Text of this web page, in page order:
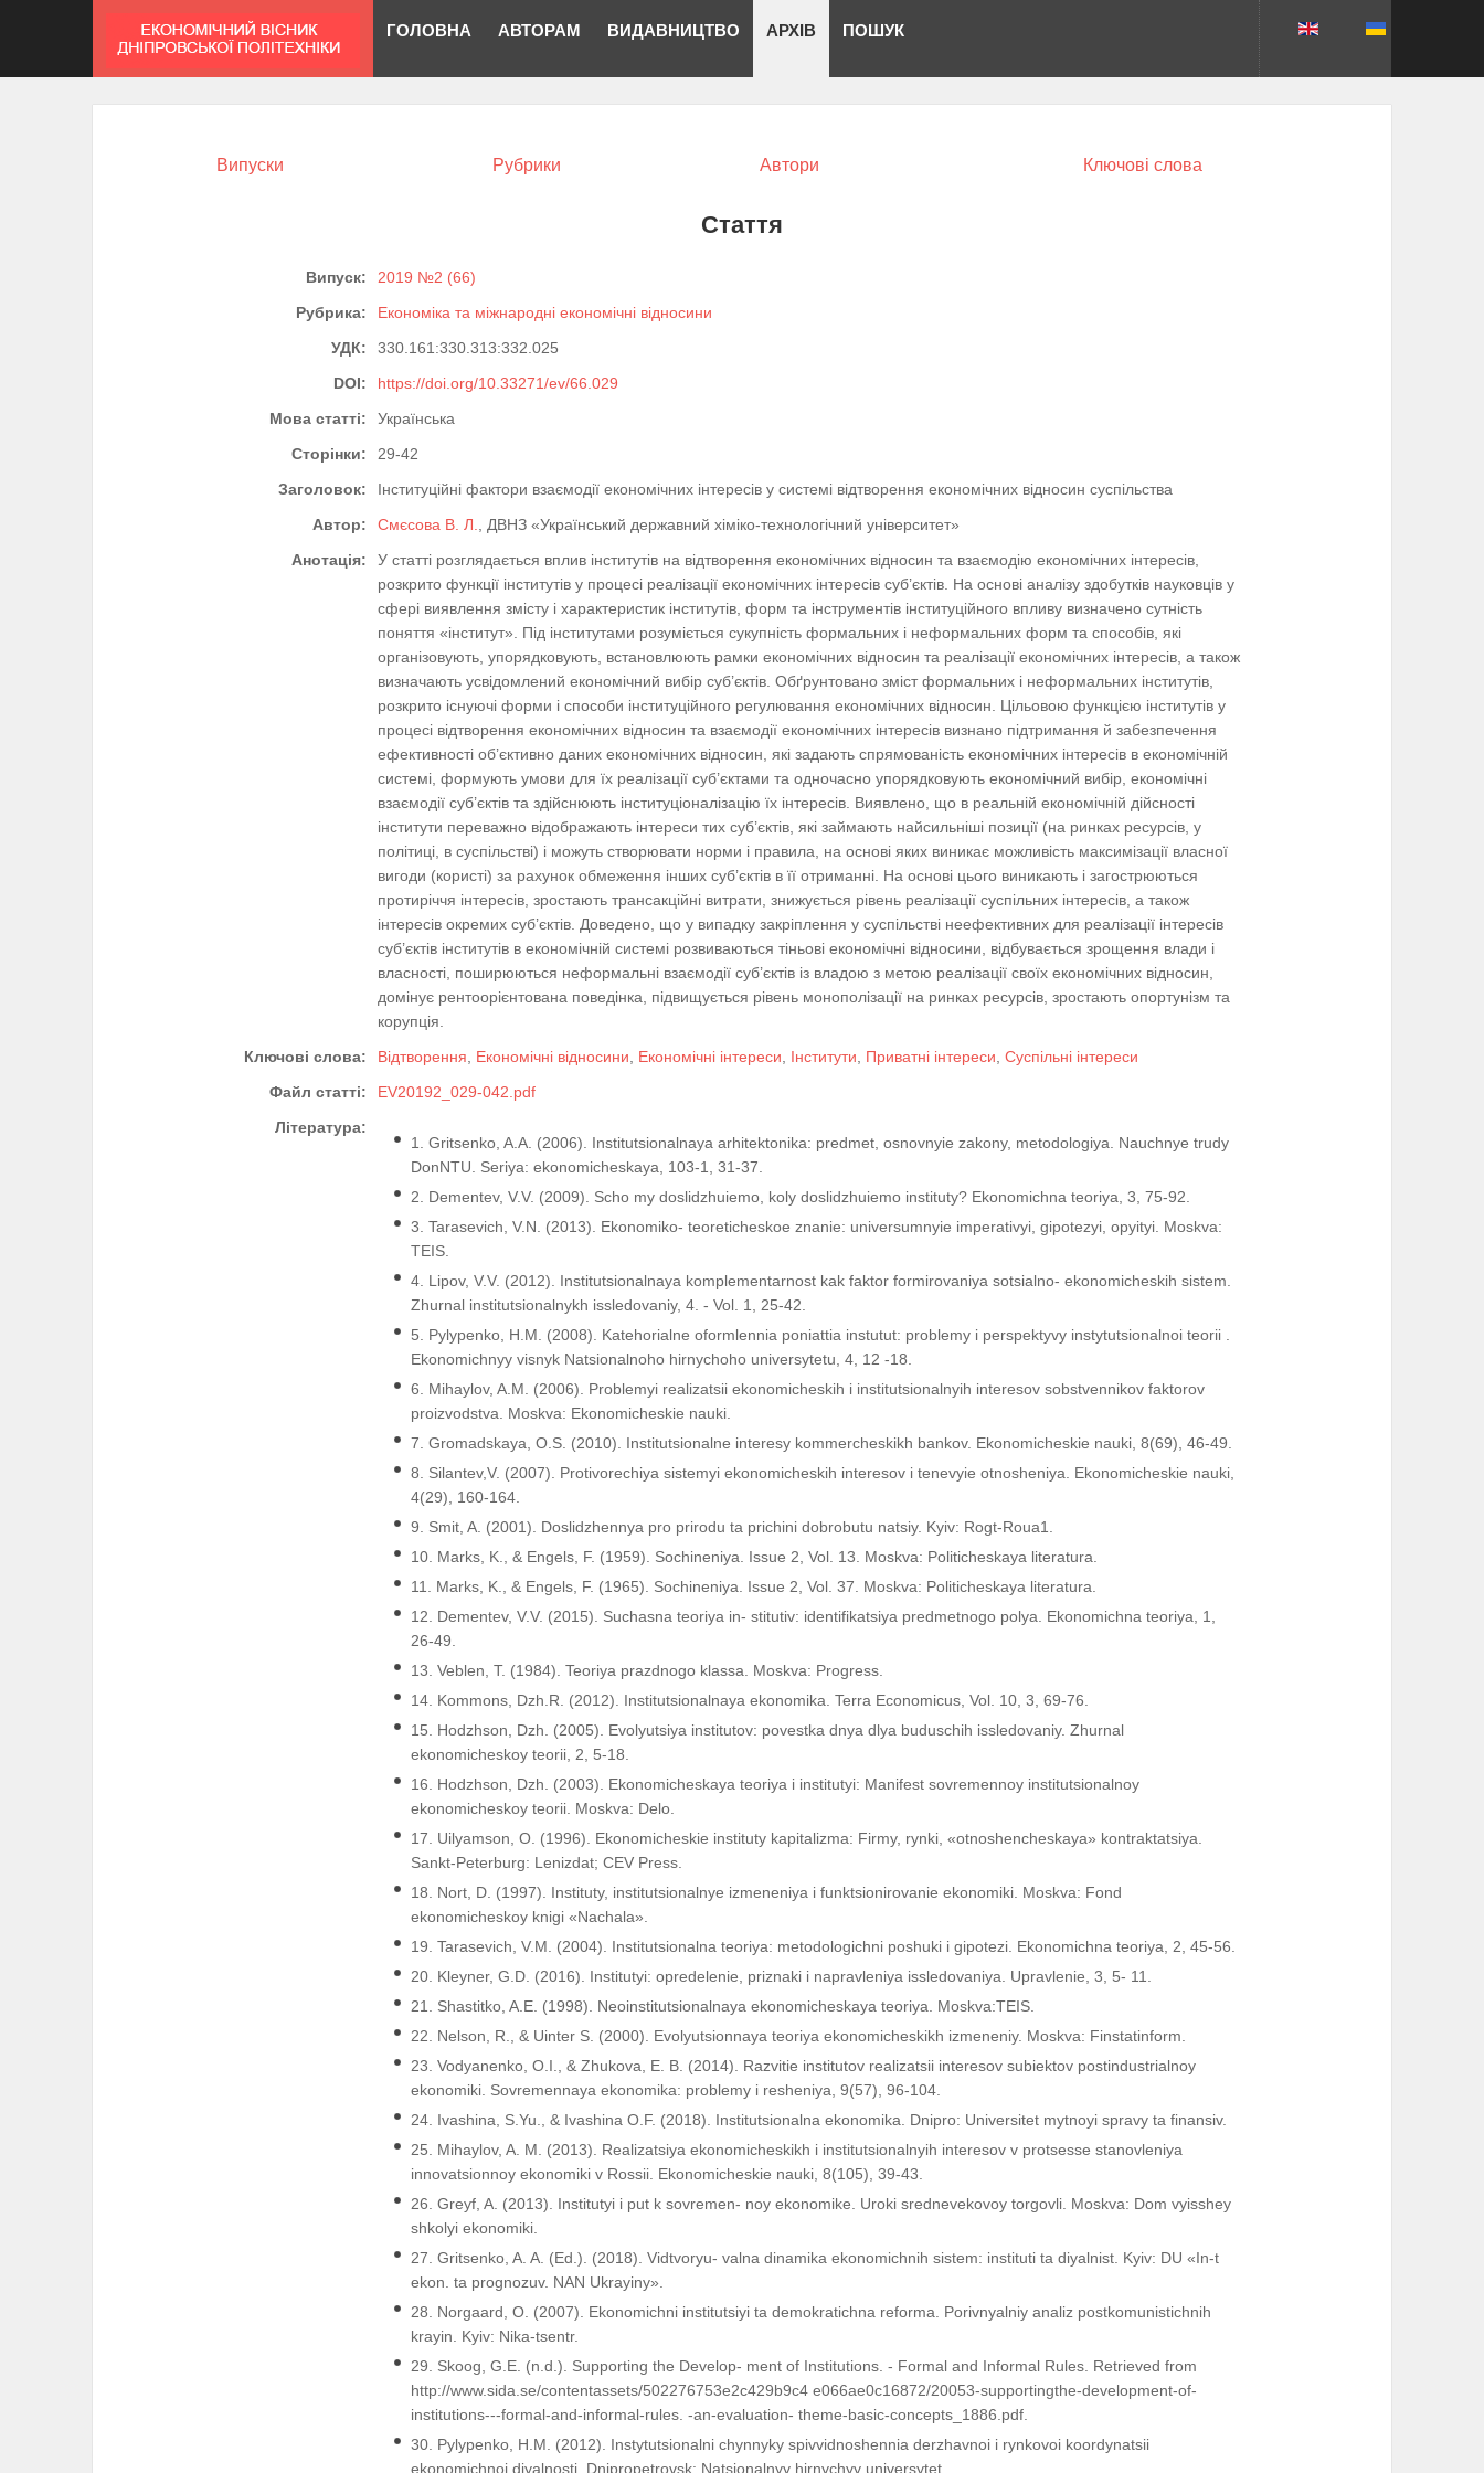
ГОЛОВНА АВТОРАМ ВИДАВНИЦТВО АРХІВ ПОШУК
Випуски Рубрики Автори Ключові слова
Стаття
Випуск:
2019 №2 (66)
Рубрика:
Економіка та міжнародні економічні відносини
УДК:
330.161:330.313:332.025
DOI:
https://doi.org/10.33271/ev/66.029
Мова статті:
Українська
Сторінки:
29-42
Заголовок:
Інституційні фактори взаємодії економічних інтересів у системі відтворення економічних відносин суспільства
Автор:
Смєсова В. Л.
, ДВНЗ «Український державний хіміко-технологічний університет»
Анотація:
У статті розглядається вплив інститутів на відтворення економічних відносин та взаємодію економічних інтересів,
розкрито функції інститутів у процесі реалізації економічних інтересів суб’єктів. На основі аналізу здобутків науковців у
сфері виявлення змісту і характеристик інститутів, форм та інструментів інституційного впливу визначено сутність
поняття «інститут». Під інститутами розуміється сукупність формальних і неформальних форм та способів, які
організовують, упорядковують, встановлюють рамки економічних відносин та реалізації економічних інтересів, а також
визначають усвідомлений економічний вибір суб’єктів. Обґрунтовано зміст формальних і неформальних інститутів,
розкрито існуючі форми і способи інституційного регулювання економічних відносин. Цільовою функцією інститутів у
процесі відтворення економічних відносин та взаємодії економічних інтересів визнано підтримання й забезпечення
ефективності об’єктивно даних економічних відносин, які задають спрямованість економічних інтересів в економічній
системі, формують умови для їх реалізації суб’єктами та одночасно упорядковують економічний вибір, економічні
взаємодії суб’єктів та здійснюють інституціоналізацію їх інтересів. Виявлено, що в реальній економічній дійсності
інститути переважно відображають інтереси тих суб’єктів, які займають найсильніші позиції (на ринках ресурсів, у
політиці, в суспільстві) і можуть створювати норми і правила, на основі яких виникає можливість максимізації власної
вигоди (користі) за рахунок обмеження інших суб’єктів в її отриманні. На основі цього виникають і загострюються
протиріччя інтересів, зростають трансакційні витрати, знижується рівень реалізації суспільних інтересів, а також
інтересів окремих суб’єктів. Доведено, що у випадку закріплення у суспільстві неефективних для реалізації інтересів
суб’єктів інститутів в економічній системі розвиваються тіньові економічні відносини, відбувається зрощення влади і
власності, поширюються неформальні взаємодії суб’єктів із владою з метою реалізації своїх економічних відносин,
домінує рентоорієнтована поведінка, підвищується рівень монополізації на ринках ресурсів, зростають опортунізм та
корупція.
Ключові слова:
Відтворення Економічні відносини Економічні інтереси Інститути Приватні інтереси Суспільні інтереси
Файл статті:
EV20192_029-042.pdf
Література:
1. Gritsenko, A.A. (2006). Institutsionalnaya arhitektonika: predmet, osnovnyie zakony, metodologiya. Nauchnye trudy
DonNTU. Seriya: ekonomicheskaya, 103-1, 31-37.
2. Dementev, V.V. (2009). Scho my doslidzhuiemo, koly doslidzhuiemo instituty? Ekonomichna teoriya, 3, 75-92.
3. Tarasevich, V.N. (2013). Ekonomiko- teoreticheskoe znanie: universumnyie imperativyi, gipotezyi, opyityi. Moskva:
TEIS.
4. Lipov, V.V. (2012). Institutsionalnaya komplementarnost kak faktor formirovaniya sotsialno- ekonomicheskih sistem.
Zhurnal institutsionalnykh issledovaniy, 4. - Vol. 1, 25-42.
5. Pylypenko, H.M. (2008). Katehorіalne oformlennia poniattia іnstutut: problemy і perspektyvy іnstytutsіonalnoi teorіi .
Ekonomіchnyy vіsnyk Natsіonalnoho hіrnychoho unіversytetu, 4, 12 -18.
6. Mihaylov, A.M. (2006). Problemyi realizatsii ekonomicheskih i institutsionalnyih interesov sobstvennikov faktorov
proizvodstva. Moskva: Ekonomicheskie nauki.
7. Gromadskaya, O.S. (2010). Institutsionalne interesy kommercheskikh bankov. Ekonomicheskie nauki, 8(69), 46-49.
8. Silantev,V. (2007). Protivorechiya sistemyi ekonomicheskih interesov i tenevyie otnosheniya. Ekonomicheskie nauki,
4(29), 160-164.
9. Smit, A. (2001). Doslidzhennya pro prirodu ta prichini dobrobutu natsiy. Kyiv: Rogt-Roua1.
10. Marks, K., & Engels, F. (1959). Sochineniya. Issue 2, Vol. 13. Moskva: Politicheskaya literatura.
11. Marks, K., & Engels, F. (1965). Sochineniya. Issue 2, Vol. 37. Moskva: Politicheskaya literatura.
12. Dementev, V.V. (2015). Suchasna teoriya in- stitutiv: identifikatsiya predmetnogo polya. Ekonomichna teoriya, 1,
26-49.
13. Veblen, T. (1984). Teoriya prazdnogo klassa. Moskva: Progress.
14. Kommons, Dzh.R. (2012). Institutsionalnaya ekonomika. Terra Economicus, Vol. 10, 3, 69-76.
15. Hodzhson, Dzh. (2005). Evolyutsiya institutov: povestka dnya dlya buduschih issledovaniy. Zhurnal
ekonomicheskoy teorii, 2, 5-18.
16. Hodzhson, Dzh. (2003). Ekonomicheskaya teoriya i institutyi: Manifest sovremennoy institutsionalnoy
ekonomicheskoy teorii. Moskva: Delo.
17. Uilyamson, O. (1996). Ekonomicheskie instituty kapitalizma: Firmy, rynki, «otnoshencheskaya» kontraktatsiya.
Sankt-Peterburg: Lenizdat; CEV Press.
18. Nort, D. (1997). Instituty, institutsionalnye izmeneniya i funktsionirovanie ekonomiki. Moskva: Fond
ekonomicheskoy knigi «Nachala».
19. Tarasevich, V.M. (2004). Institutsionalna teoriya: metodologichni poshuki i gipotezi. Ekonomichna teoriya, 2, 45-56.
20. Kleyner, G.D. (2016). Institutyi: opredelenie, priznaki i napravleniya issledovaniya. Upravlenie, 3, 5- 11.
21. Shastitko, A.E. (1998). Neoinstitutsionalnaya ekonomicheskaya teoriya. Moskva:TEIS.
22. Nelson, R., & Uinter S. (2000). Evolyutsionnaya teoriya ekonomicheskikh izmeneniy. Moskva: Finstatinform.
23. Vodyanenko, O.I., & Zhukova, E. B. (2014). Razvitie institutov realizatsii interesov subiektov postindustrialnoy
ekonomiki. Sovremennaya ekonomika: problemy i resheniya, 9(57), 96-104.
24. Ivashina, S.Yu., & Ivashina O.F. (2018). Institutsionalna ekonomika. Dnipro: Universitet mytnoyi spravy ta finansiv.
25. Mihaylov, A. M. (2013). Realizatsiya ekonomicheskikh i institutsionalnyih interesov v protsesse stanovleniya
innovatsionnoy ekonomiki v Rossii. Ekonomicheskie nauki, 8(105), 39-43.
26. Greyf, A. (2013). Institutyi i put k sovremen- noy ekonomike. Uroki srednevekovoy torgovli. Moskva: Dom vyisshey
shkolyi ekonomiki.
27. Gritsenko, A. A. (Ed.). (2018). Vidtvoryu- valna dinamika ekonomichnih sistem: instituti ta diyalnist. Kyiv: DU «In-t
ekon. ta prognozuv. NAN Ukrayiny».
28. Norgaard, O. (2007). Ekonomichni institutsiyi ta demokratichna reforma. Porivnyalniy analiz postkomunistichnih
krayin. Kyiv: Nika-tsentr.
29. Skoog, G.E. (n.d.). Supporting the Develop- ment of Institutions. - Formal and Informal Rules. Retrieved from
http://www.sida.se/contentassets/502276753e2c429b9c4 e066ae0c16872/20053-supportingthe-development-of-
institutions---formal-and-informal-rules. -an-evaluation- theme-basic-concepts_1886.pdf.
30. Pylypenko, H.M. (2012). Іnstytutsіonalnі chynnyky spіvvіdnoshennia derzhavnoi і rynkovoi koordynatsіi
ekonomіchnoi dіyalnostі. Dnipropetrovsk: Natsіonalnyy hirnychyy unіversytet.